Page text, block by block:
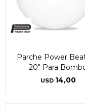
Parche Power
20" Para
USD 14,00